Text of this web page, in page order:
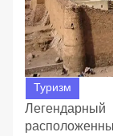
Туризм